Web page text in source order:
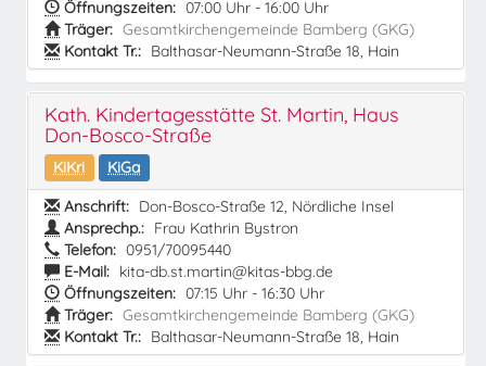
Öffnungszeiten: 07:00 Uhr - 16:00 Uhr
Träger: Gesamtkirchengemeinde Bamberg (GKG)
Kontakt Tr.: Balthasar-Neumann-Straße 18, Hain
Kath. Kindertagesstätte St. Martin, Haus
Don-Bosco-Straße
KiKri
KiGa
Anschrift: Don-Bosco-Straße 12, Nördliche Insel
Ansprechp.: Frau Kathrin Bystron
Telefon: 0951/70095440
E-Mail: kita-db.st.martin@kitas-bbg.de
Öffnungszeiten: 07:15 Uhr - 16:30 Uhr
Träger: Gesamtkirchengemeinde Bamberg (GKG)
Kontakt Tr.: Balthasar-Neumann-Straße 18, Hain